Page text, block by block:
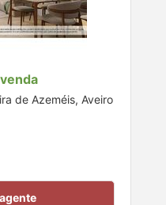
de Azeméis, Aveiro